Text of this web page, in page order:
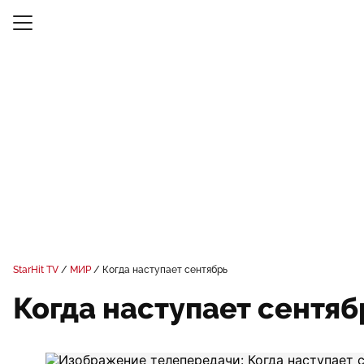
StarHit TV МИР Когда наступает сентябрь
Когда наступает